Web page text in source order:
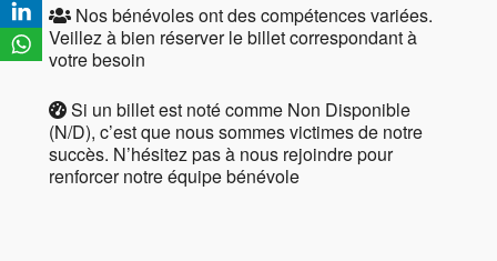
Nos bénévoles ont des compétences variées.
Veillez à bien réserver le billet correspondant à
votre besoin
Si un billet est noté comme Non Disponible
(N/D), c’est que nous sommes victimes de notre
succès. N’hésitez pas à nous rejoindre pour
renforcer notre équipe bénévole